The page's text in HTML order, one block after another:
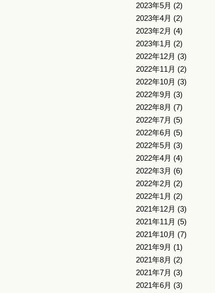
2023年5月 (2)
2023年4月 (2)
2023年2月 (4)
2023年1月 (2)
2022年12月 (3)
2022年11月 (2)
2022年10月 (3)
2022年9月 (3)
2022年8月 (7)
2022年7月 (5)
2022年6月 (5)
2022年5月 (3)
2022年4月 (4)
2022年3月 (6)
2022年2月 (2)
2022年1月 (2)
2021年12月 (3)
2021年11月 (5)
2021年10月 (7)
2021年9月 (1)
2021年8月 (2)
2021年7月 (3)
2021年6月 (3)